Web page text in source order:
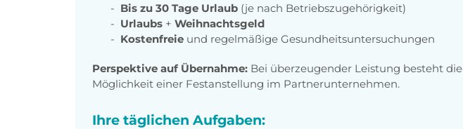
Bis zu 30 Tage Urlaub (je nach Betriebszugehörigkeit)
Urlaubs + Weihnachtsgeld
Kostenfreie und regelmäßige Gesundheitsuntersuchungen
Perspektive auf Übernahme: Bei überzeugender Leistung besteht die
Möglichkeit einer Festanstellung im Partnerunternehmen.
Ihre täglichen Aufgaben: